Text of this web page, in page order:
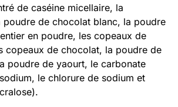
de caséine micellaire, la
poudre de chocolat blanc, la poudre
en poudre, les copeaux de
copeaux de chocolat, la poudre de
poudre de yaourt, le carbonate
le chlorure de sodium et